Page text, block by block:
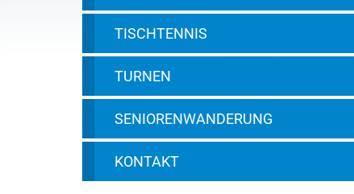
TISCHTENNIS
TURNEN
SENIORENWANDERUNG
KONTAKT